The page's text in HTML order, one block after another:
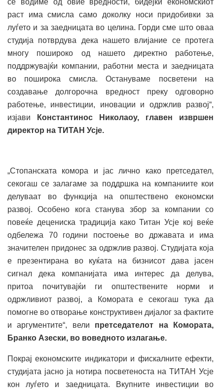
раст има смисла само доколку носи придобивки за
луѓето и за заедницата во целина. Горди сме што оваа
студија потврдува дека нашето влијание се протега
многу пошироко од нашето директно работење,
поддржувајќи компании, работни места и заедницата
во поширока смисла. Остануваме посветени на
создавање долгорочна вредност преку одговорно
работење, инвестиции, иновации и одржлив развој“,
изјави
Константинос Николаоу, главен извршен
директор на ТИТАН Усје.
„Стопанската комора и јас лично како претседател,
секогаш се залагаме за поддршка на компаниите кои
делуваат во функција на општествено економски
развој. Особено кога станува збор за компании со
повеќе децениска традиција како Титан Усје кој веќе
одбележа 70 години постоење во државата и има
значителен придонес за одржлив развој. Студијата која
е презентирана во куќата на бизнисот дава јасен
сигнал дека компанијата има интерес да делува,
притоа почитувајќи ги општествените норми и
одржливиот развој, а Комората е секогаш тука да
помогне во отворање конструктивен дијалог за фактите
и аргументите“, вели претседателот на Комората,
Бранко Азески, во воведното излагање.
Покрај економските индикатори и фискалните ефекти,
студијата јасно ја нотира посветеноста на ТИТАН Усје
кон луѓето и заедницата. Вкупните инвестиции во